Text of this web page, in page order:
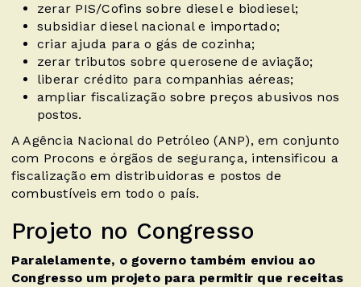
zerar PIS/Cofins sobre diesel e biodiesel;
subsidiar diesel nacional e importado;
criar ajuda para o gás de cozinha;
zerar tributos sobre querosene de aviação;
liberar crédito para companhias aéreas;
ampliar fiscalização sobre preços abusivos nos
postos.
A Agência Nacional do Petróleo (ANP), em conjunto
com Procons e órgãos de segurança, intensificou a
fiscalização em distribuidoras e postos de
combustíveis em todo o país.
Projeto no Congresso
Paralelamente, o governo também enviou ao
Congresso um projeto para permitir que receitas